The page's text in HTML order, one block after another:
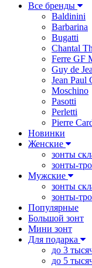
Все бренды
Baldinini
Barbarina
Bugatti
Chantal
Ferre GF
Guy de
Jean Paul
Moschino
Pasotti
Perletti
Pierre
Новинки
Женские
зонты
зонты-
Мужские
зонты
зонты-
Популярные
Большой зонт
Мини зонт
Для подарка
до 3
до 5